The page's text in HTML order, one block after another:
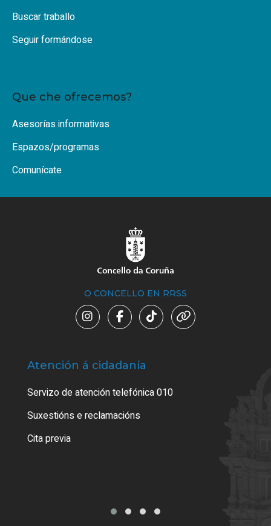
Buscar traballo
Seguir formándose
Que che ofrecemos?
Asesorías informativas
Espazos/programas
Comunícate
O CONCELLO EN RRSS
Atención á cidadanía
Servizo de atención telefónica 010
Suxestións e reclamacións
Cita previa